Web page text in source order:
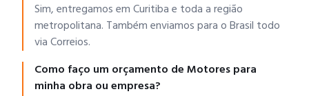
Sim, entregamos em Curitiba e toda a região
metropolitana. Também enviamos para o Brasil todo
via Correios.
Como faço um orçamento de Motores para
minha obra ou empresa?